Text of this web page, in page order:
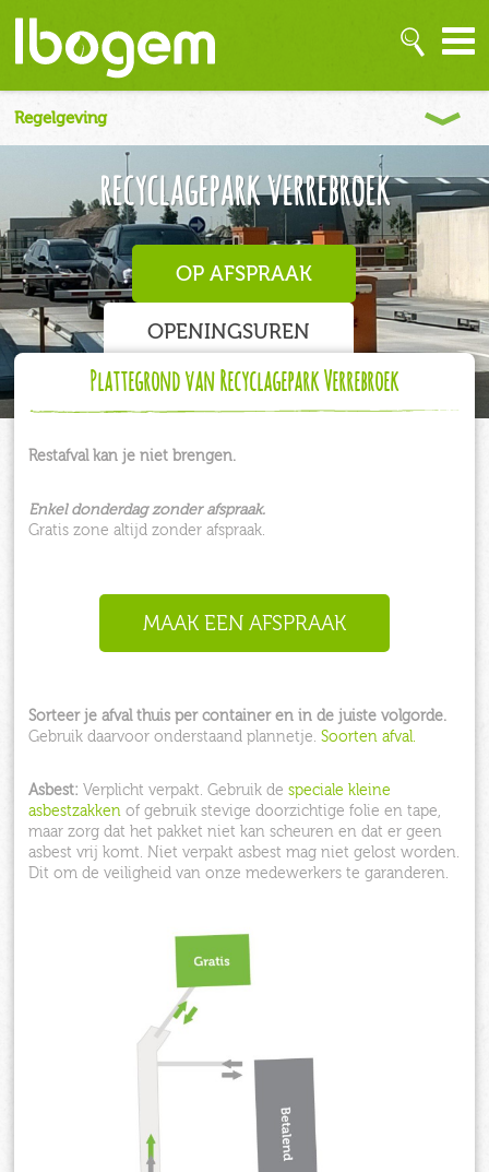
recyclagepark verrebroek
OP AFSPRAAK
OPENINGSUREN
Plattegrond van Recyclagepark Verrebroek
Restafval kan je niet brengen.
Enkel donderdag zonder afspraak.
Gratis zone altijd zonder afspraak.
MAAK EEN AFSPRAAK
Sorteer je afval thuis per container en in de juiste volgorde.
Gebruik daarvoor onderstaand plannetje.Soorten afval.
Asbest: Verplicht verpakt. Gebruik despeciale kleine
asbestzakken of gebruik stevige doorzichtige folie en tape,
maar zorg dat het pakket niet kan scheuren en dat er geen
asbest vrij komt. Niet verpakt asbest mag niet gelost worden.
Dit om de veiligheid van onze medewerkers te garanderen.